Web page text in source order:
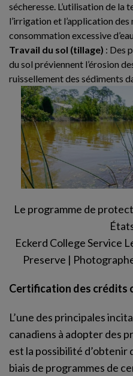
sécheresse. L’utilisation de
l’irrigation et l’application
consommation excessive
Travail du sol (tillage) : Des
du sol préviennent l’érosion
ruissellement des sédiments
Le programme de
Eckerd College Service
Preserve |
Certification des crédits
L’une des principales
canadiens à adopter des
est la possibilité d’obtenir
biais de programmes de